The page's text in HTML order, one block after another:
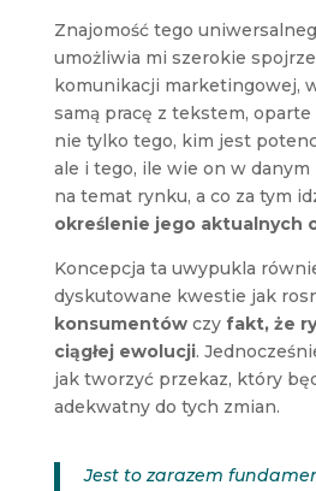
Znajomość tego
umożliwia mi szerokie
komunikacji marketingowej,
samą pracę z tekstem,
nie tylko tego, kim jest
ale i tego, ile wie on w danym
na temat rynku, a co za tym
określenie jego aktualnych
Koncepcja ta uwypukla
dyskutowane kwestie jak
konsumentówczy fakt, że
ciągłej ewolucji.
jak tworzyć przekaz, który
adekwatny do tych zmian.
Jest to zarazem